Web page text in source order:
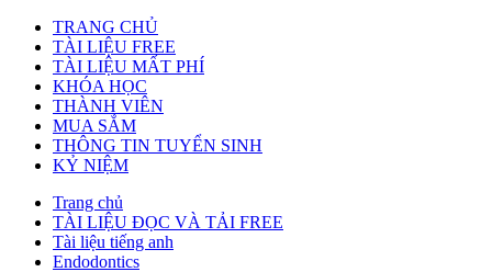
TRANG CHỦ
TÀI LIỆU FREE
TÀI LIỆU MẤT PHÍ
KHÓA HỌC
THÀNH VIÊN
MUA SẮM
THÔNG TIN TUYỂN SINH
KỶ NIỆM
Trang chủ
TÀI LIỆU ĐỌC VÀ TẢI FREE
Tài liệu tiếng anh
Endodontics